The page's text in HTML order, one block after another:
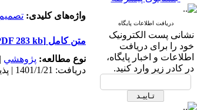
دریافت اطلاعات پایگاه
نشانی پست الکترونیک
خود را برای دریافت
اطلاعات و اخبار پایگاه،
در کادر زیر وارد کنید.
واژه‌های کلیدی:
متن کامل [PDF 283 kb]
نوع مطالعه: پژوهشي |
دریافت: 1401/1/21 | پذیرش: 1401/5/17 | انتشار: 1401/5/10